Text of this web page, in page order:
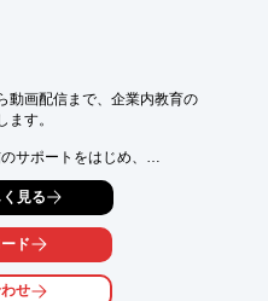
動画配信まで、企業内教育の
す。
サポートをはじめ、
のご提案や、
案が可能。
品メーカー様での事技系～技
お気軽にお問い合わせくださ
見る
ド
せ